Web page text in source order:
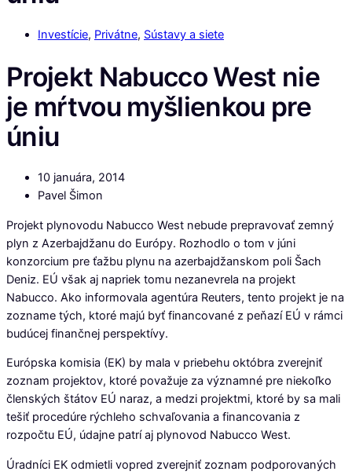
Investície, Privátne, Sústavy a siete
Projekt Nabucco West nie
je mŕtvou myšlienkou pre
úniu
10 januára, 2014
Pavel Šimon
Projekt plynovodu Nabucco West nebude prepravovať zemný
plyn z Azerbajdžanu do Európy. Rozhodlo o tom v júni
konzorcium pre ťažbu plynu na azerbajdžanskom poli Šach
Deniz. EÚ však aj napriek tomu nezanevrela na projekt
Nabucco. Ako informovala agentúra Reuters, tento projekt je na
zozname tých, ktoré majú byť financované z peňazí EÚ v rámci
budúcej finančnej perspektívy.
Európska komisia (EK) by mala v priebehu októbra zverejniť
zoznam projektov, ktoré považuje za významné pre niekoľko
členských štátov EÚ naraz, a medzi projektmi, ktoré by sa mali
tešiť procedúre rýchleho schvaľovania a financovania z
rozpočtu EÚ, údajne patrí aj plynovod Nabucco West.
Úradníci EK odmietli vopred zverejniť zoznam podporovaných